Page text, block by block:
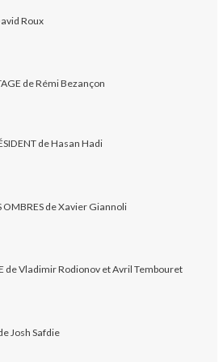
Roux
de Rémi Bezançon
de Hasan Hadi
OMBRES de Xavier Giannoli
de Vladimir Rodionov et Avril Tembouret
Josh Safdie